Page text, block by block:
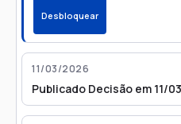
Desbloquear
11/03/2026
Publicado Decisão em 11/